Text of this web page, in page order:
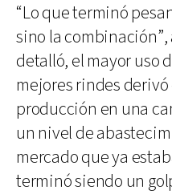
“Lo que terminó
sino la
detalló, el mayor uso
mejores rindes
producción en una
un nivel de
mercado que ya
terminó siendo un